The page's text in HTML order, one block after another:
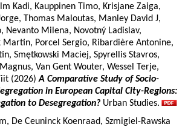
Kadi, Kauppinen Timo, Krisjane Zaiga,
Thomas Maloutas, Manley David J,
Nevanto Milena, Novotný Ladislav,
Martin, Porcel Sergio, Ribardière Antonine,
Smętkowski Maciej, Spyrellis Stavros,
Van Gent Wouter, Wessel Terje,
(2026)A Comparative Study of Socio-
in European Capital City-Regions:
to Desegregation? Urban Studies.
De Ceuninck Koenraad, Szmigiel-Rawska